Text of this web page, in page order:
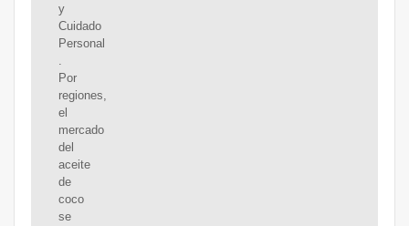
y
Cuidado
Personal
.
Por
regiones,
el
mercado
del
aceite
de
coco
se